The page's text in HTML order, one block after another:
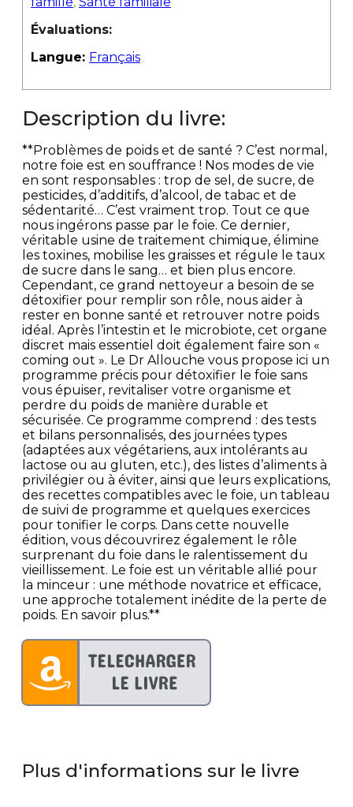
Évaluations:
Langue: Français
Description du livre:
**Problèmes de poids et de santé ? C’est normal,
notre foie est en souffrance ! Nos modes de vie
en sont responsables : trop de sel, de sucre, de
pesticides, d’additifs, d’alcool, de tabac et de
sédentarité… C’est vraiment trop. Tout ce que
nous ingérons passe par le foie. Ce dernier,
véritable usine de traitement chimique, élimine
les toxines, mobilise les graisses et régule le taux
de sucre dans le sang… et bien plus encore.
Cependant, ce grand nettoyeur a besoin de se
détoxifier pour remplir son rôle, nous aider à
rester en bonne santé et retrouver notre poids
idéal. Après l’intestin et le microbiote, cet organe
discret mais essentiel doit également faire son «
coming out ». Le Dr Allouche vous propose ici un
programme précis pour détoxifier le foie sans
vous épuiser, revitaliser votre organisme et
perdre du poids de manière durable et
sécurisée. Ce programme comprend : des tests
et bilans personnalisés, des journées types
(adaptées aux végétariens, aux intolérants au
lactose ou au gluten, etc.), des listes d’aliments à
privilégier ou à éviter, ainsi que leurs explications,
des recettes compatibles avec le foie, un tableau
de suivi de programme et quelques exercices
pour tonifier le corps. Dans cette nouvelle
édition, vous découvrirez également le rôle
surprenant du foie dans le ralentissement du
vieillissement. Le foie est un véritable allié pour
la minceur : une méthode novatrice et efficace,
une approche totalement inédite de la perte de
poids. En savoir plus.**
Plus d'informations sur le livre